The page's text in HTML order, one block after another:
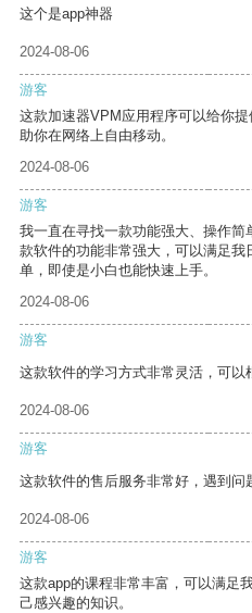
这个是app神器
2024-08-06
游客
这款加速器VPM应用程序可以给你
助你在网络上自由移动。
2024-08-06
游客
我一直在寻找一款功能强大、操作
款软件的功能非常强大，可以满足
单，即使是小白也能快速上手。
2024-08-06
游客
这款软件的学习方式非常灵活，可以
2024-08-06
游客
这款软件的售后服务非常好，遇到问
2024-08-06
游客
这款app的课程非常丰富，可以满足
己感兴趣的知识。